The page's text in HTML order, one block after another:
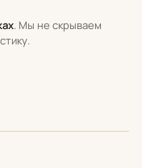
. Мы не скрываем